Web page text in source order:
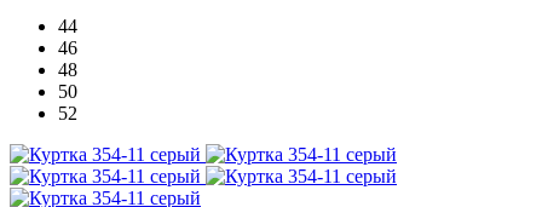
44
46
48
50
52